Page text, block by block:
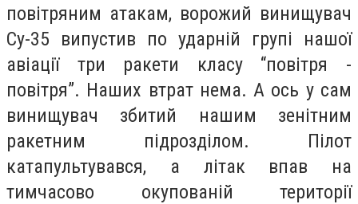
повітряним атакам, ворожий винищувач
Су-35 випустив по ударній групі нашої
авіації три ракети класу “повітря -
повітря”. Наших втрат нема. А ось у сам
винищувач збитий нашим зенітним
ракетним підрозділом. Пілот
катапультувався, а літак впав на
тимчасово окупованій території